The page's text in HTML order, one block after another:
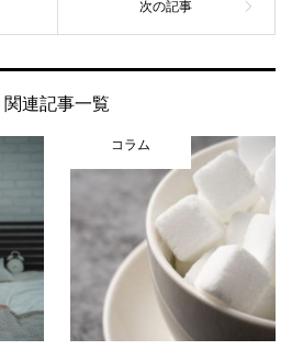
関連記事一覧
コラム